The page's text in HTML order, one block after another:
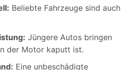
Beliebte Fahrzeuge sind auch
Jüngere Autos bringen
der Motor kaputt ist.
Eine unbeschädigte